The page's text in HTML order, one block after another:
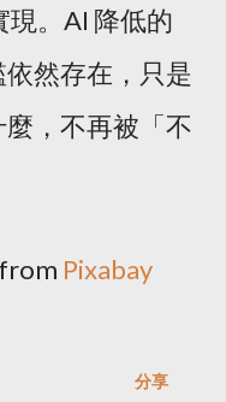
。AI 降低的
然存在，只是
，不再被「不
from Pixabay
分享